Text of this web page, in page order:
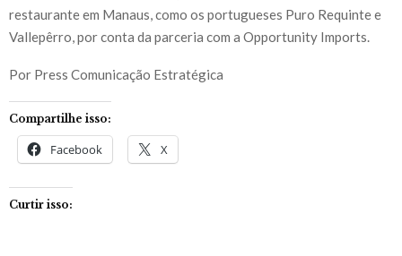
restaurante em Manaus, como os portugueses Puro Requinte e
Vallepêrro, por conta da parceria com a Opportunity Imports.
Por Press Comunicação Estratégica
Compartilhe isso:
Facebook X
Curtir isso: